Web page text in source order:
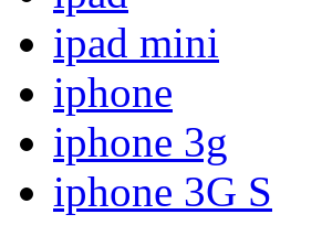
ipad mini
iphone
iphone 3g
iphone 3G S